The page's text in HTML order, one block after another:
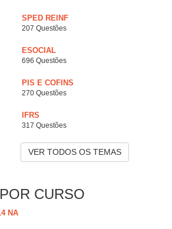
SPED REINF
207 Questões
ESOCIAL
696 Questões
PIS E COFINS
270 Questões
IFRS
317 Questões
VER TODOS OS TEMAS
CURSO
NA